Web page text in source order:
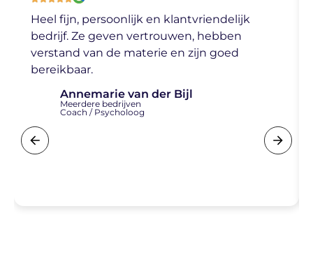
Heel fijn, persoonlijk en klantvriendelijk
bedrijf. Ze geven vertrouwen, hebben
verstand van de materie en zijn goed
bereikbaar.
Annemarie van der Bijl
Meerdere bedrijven
Coach / Psycholoog